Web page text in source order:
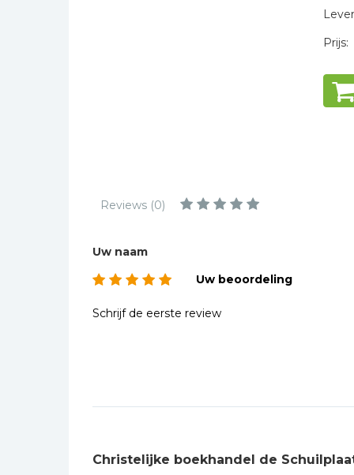
Toeristische kaarten en
gidsen
Prijs:
Reviews (0)
Uw naam
Uw beoordeling
Schrijf de eerste review
Christelijke boekhandel de